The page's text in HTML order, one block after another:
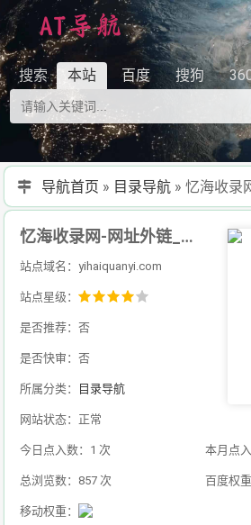
搜索 本站 百度 搜狗
导航首页 » 目录导航»
忆海收录网-网址外链_自动收录网站_自助友情链接平台_网站广告_软文发布_站长交易_站长资源
站点域名：yihaiquanyi.com
站点星级：
是否推荐：否
是否快审：否
所属分类： 目录导航
网站状态：正常
今日点入数：1 次 本月点
总浏览数：857 次 百度权重
移动权重：